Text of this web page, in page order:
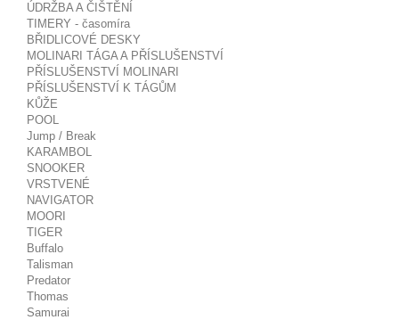
ÚDRŽBA A ČIŠTĚNÍ
TIMERY - časomíra
BŘIDLICOVÉ DESKY
MOLINARI TÁGA A PŘÍSLUŠENSTVÍ
PŘÍSLUŠENSTVÍ MOLINARI
PŘÍSLUŠENSTVÍ K TÁGŮM
KŮŽE
POOL
Jump / Break
KARAMBOL
SNOOKER
VRSTVENÉ
NAVIGATOR
MOORI
TIGER
Buffalo
Talisman
Predator
Thomas
Samurai